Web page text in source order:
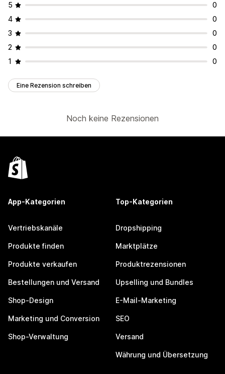
5
0
4
0
3
0
2
0
1
0
Eine Rezension schreiben
Noch keine Rezensionen
App-Kategorien
Vertriebskanäle
Produkte finden
Produkte verkaufen
Bestellungen und Versand
Shop-Design
Marketing und Conversion
Shop-Verwaltung
Top-Kategorien
Dropshipping
Marktplätze
Produktrezensionen
Upselling und Bundles
E-Mail-Marketing
SEO
Versand
Währung und Übersetzung